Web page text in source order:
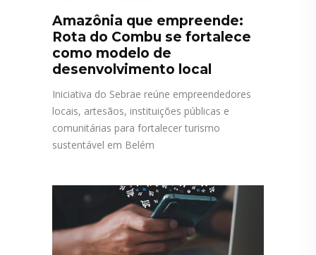
Amazônia que empreende:
Rota do Combu se fortalece
como modelo de
desenvolvimento local
Iniciativa do Sebrae reúne empreendedores
locais, artesãos, instituições públicas e
comunitárias para fortalecer turismo
sustentável em Belém